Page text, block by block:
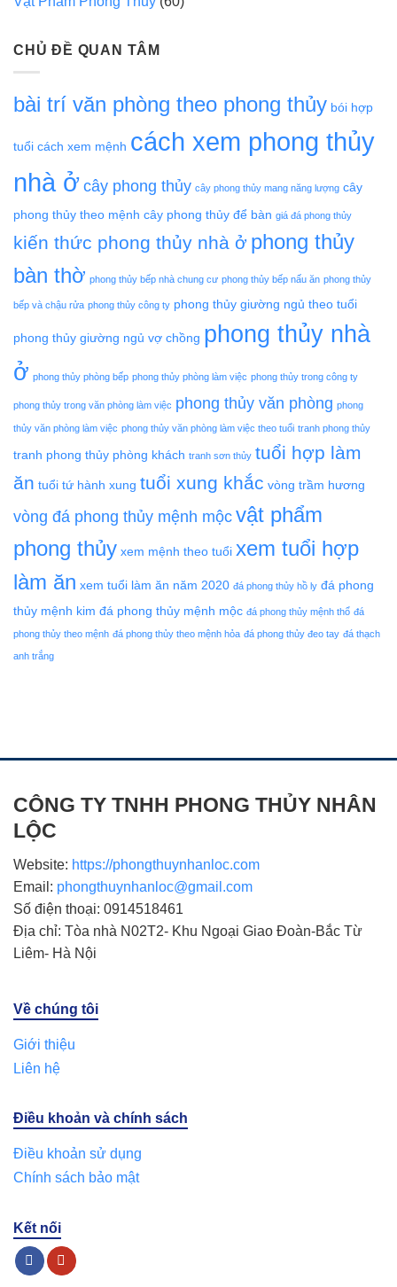
CHỦ ĐỀ QUAN TÂM
bài trí văn phòng theo phong thủy bói hợp
tuổi cách xem mệnh cách xem phong thủy
nhà ở cây phong thủy cây phong thủy mang năng lượng cây
phong thủy theo mệnh cây phong thủy để bàn giá đá phong thủy
kiến thức phong thủy nhà ở phong thủy
bàn thờ phong thủy bếp nhà chung cư phong thủy bếp nấu ăn phong thủy
bếp và chậu rửa phong thủy công ty phong thủy giường ngủ theo tuổi
phong thủy giường ngủ vợ chồng phong thủy nhà
ở phong thủy phòng bếp phong thủy phòng làm việc phong thủy trong công ty
phong thủy trong văn phòng làm việc phong thủy văn phòng phong
thủy văn phòng làm việc phong thủy văn phòng làm việc theo tuổi tranh phong thủy
tranh phong thủy phòng khách tranh sơn thủy tuổi hợp làm
ăn tuổi tứ hành xung tuổi xung khắc vòng trầm hương
vòng đá phong thủy mệnh mộc vật phẩm
phong thủy xem mệnh theo tuổi xem tuổi hợp
làm ăn xem tuổi làm ăn năm 2020 đá phong thủy hồ ly đá phong
thủy mệnh kim đá phong thủy mệnh mộc đá phong thủy mệnh thổ đá
phong thủy theo mệnh đá phong thủy theo mệnh hỏa đá phong thủy đeo tay đá thạch
anh trắng
CÔNG TY TNHH PHONG THỦY NHÂN
LỘC
Website: https://phongthuynhanloc.com
Email: phongthuynhanloc@gmail.com
Số điện thoại: 0914518461
Địa chỉ: Tòa nhà N02T2- Khu Ngoại Giao Đoàn-Bắc Từ
Liêm- Hà Nội
Về chúng tôi
Giới thiệu
Liên hệ
Điều khoản và chính sách
Điều khoản sử dụng
Chính sách bảo mật
Kết nối